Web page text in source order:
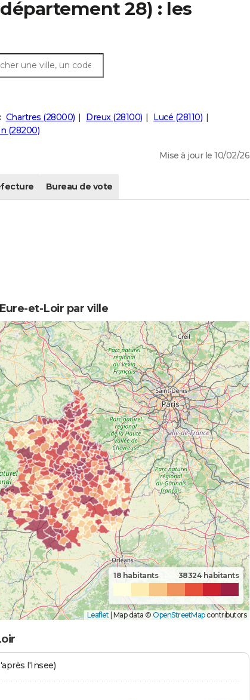
28) : les
Chartres (28000) Dreux (28100)
Lucé (28110)
(28200)
Mise à jour le 10/02/26
Bureau de vote
et-Loir par ville
18 habitants 38324 habitants
Leaflet Map data © OpenStreetMapcontributors
l'Insee)